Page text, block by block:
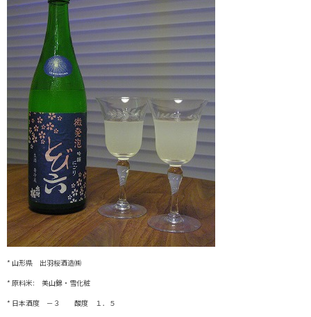
* 山形県 出羽桜酒造㈱
* 原料米: 美山錦・雪化粧
* 日本酒度 －３ 酸度 １．５